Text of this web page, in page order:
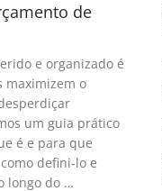
de
e organizado é
maximizem o
um guia prático
é e para que
defini-lo e
longo do …